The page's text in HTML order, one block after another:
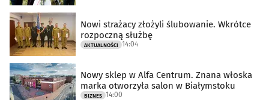
Nowi strażacy złożyli ślubowanie. Wkrótce
rozpoczną służbę
AKTUALNOŚCI 14:04
Nowy sklep w Alfa Centrum. Znana włoska
marka otworzyła salon w Białymstoku
BIZNES 14:00